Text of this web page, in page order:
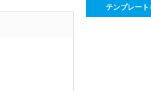
テンプレート